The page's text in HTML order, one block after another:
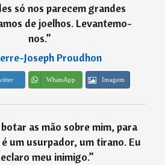
só nos parecem grandes
de joelhos. Levantemo-
nos.”
Joseph Proudhon
WhatsApp Imagem
as mão sobre mim, para
um usurpador, um tirano. Eu
meu inimigo.”